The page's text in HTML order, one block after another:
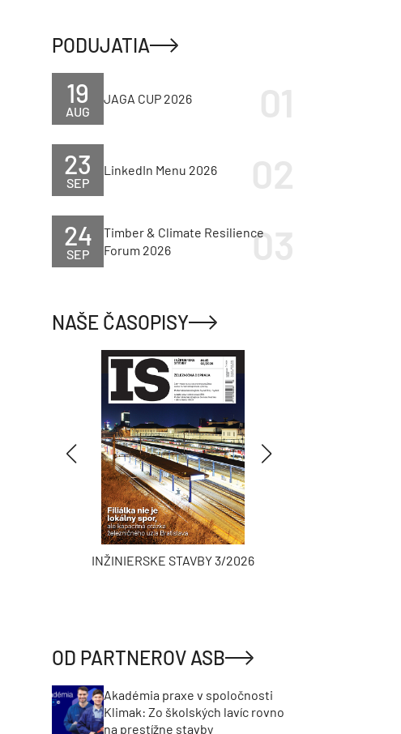
PODUJATIA
AUG
19 JAGA CUP 2026
SEP
23 LinkedIn Menu 2026
SEP
24
Timber & Climate Resilience
Forum 2026
NAŠE ČASOPISY
INŽINIERSKE STAVBY 3/2026
OD PARTNEROV ASB
Akadémia praxe v spoločnosti
Klimak: Zo školských lavíc rovno
na prestížne stavby